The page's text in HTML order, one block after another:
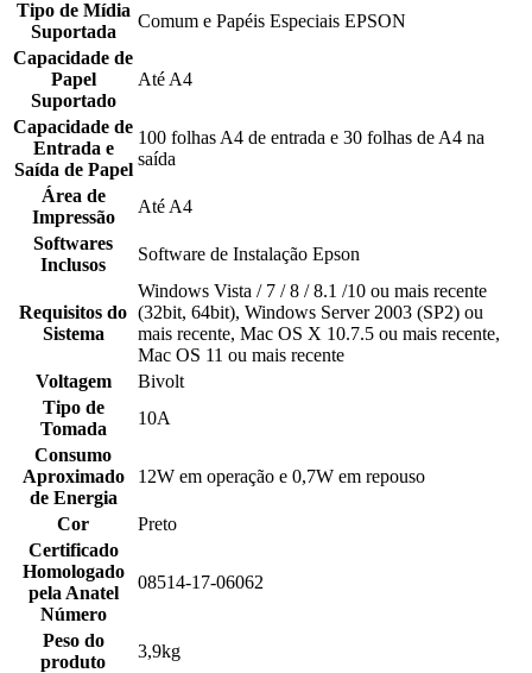
Tipo de Mídia
Suportada
Comum e Papéis Especiais EPSON
Capacidade de
Papel
Suportado
Até A4
Capacidade de
Entrada e
Saída de Papel
100 folhas A4 de entrada e 30 folhas de A4 na
saída
Área de
Impressão
Até A4
Softwares
Inclusos
Software de Instalação Epson
Requisitos do
Sistema
Windows Vista / 7 / 8 / 8.1 /10 ou mais recente
(32bit, 64bit), Windows Server 2003 (SP2) ou
mais recente, Mac OS X 10.7.5 ou mais recente,
Mac OS 11 ou mais recente
Voltagem
Bivolt
Tipo de
Tomada
10A
Consumo
Aproximado
de Energia
12W em operação e 0,7W em repouso
Cor
Preto
Certificado
Homologado
pela Anatel
Número
08514-17-06062
Peso do
produto
3,9kg